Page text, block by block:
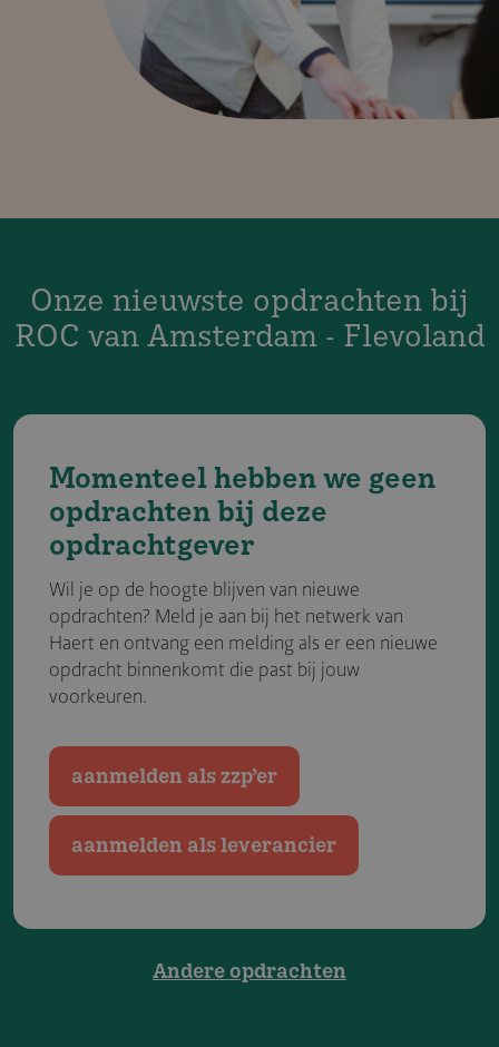
Onze nieuwste opdrachten bij
ROC van Amsterdam - Flevoland
Momenteel hebben we geen
opdrachten bij deze
opdracht­gever
Wil je op de hoogte blijven van nieuwe
opdrachten? Meld je aan bij het netwerk van
Haert en ontvang een melding als er een nieuwe
opdracht binnenkomt die past bij jouw
voorkeuren.
aanmelden als zzp’er
aanmelden als leverancier
Andere opdrachten